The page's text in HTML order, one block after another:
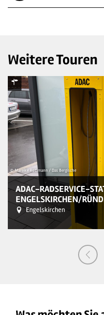
Weitere Touren
© Mareike Rottmann / Das Bergische
ADAC-RADSERVICE-
ENGELSKIRCHEN/
Engelskirchen